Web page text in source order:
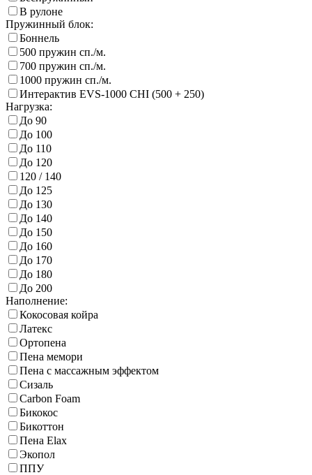
В рулоне
Пружинный блок:
Боннель
500 пружин сп./м.
700 пружин сп./м.
1000 пружин сп./м.
Интерактив EVS-1000 CHI (500 + 250)
Нагрузка:
До 90
До 100
До 110
До 120
120 / 140
До 125
До 130
До 140
До 150
До 160
До 170
До 180
До 200
Наполнение:
Кокосовая койра
Латекс
Ортопена
Пена мемори
Пена с массажным эффектом
Сизаль
Carbon Foam
Бикокос
Бикоттон
Пена Elax
Экопол
ППУ